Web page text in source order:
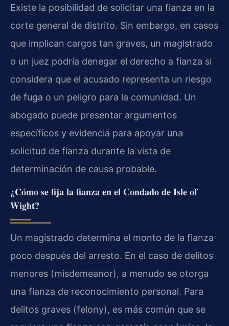
Existe la posibilidad de solicitar una fianza en la
corte general de distrito. Sin embargo, en casos
que implican cargos tan graves, un magistrado
o un juez podría denegar el derecho a fianza si
considera que el acusado representa un riesgo
de fuga o un peligro para la comunidad. Un
abogado puede presentar argumentos
específicos y evidencia para apoyar una
solicitud de fianza durante la vista de
determinación de causa probable.
¿Cómo se fija la fianza en el Condado de Isle of
Wight?
Un magistrado determina el monto de la fianza
poco después del arresto. En el caso de delitos
menores (misdemeanor), a menudo se otorga
una fianza de reconocimiento personal. Para
delitos graves (felony), es más común que se